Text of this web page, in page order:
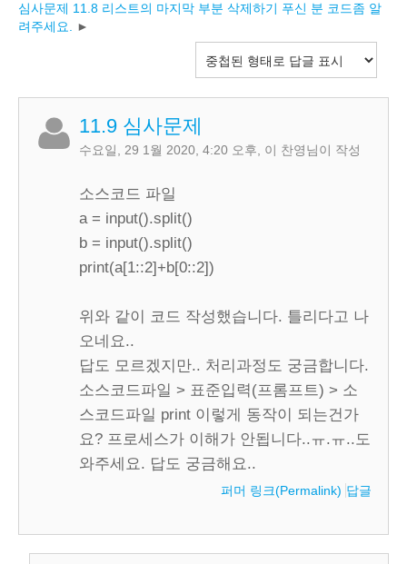
심사문제 11.8 리스트의 마지막 부분 삭제하기 푸신 분 코드좀 알
려주세요.
11.9 심사문제
수요일, 29 1월 2020, 4:20 오후 이 찬영님이 작성
소스코드 파일
a = input().split()
b = input().split()
print(a[1::2]+b[0::2])
위와 같이 코드 작성했습니다. 틀리다고 나
오네요..
답도 모르겠지만.. 처리과정도 궁금합니다.
소스코드파일 > 표준입력(프롬프트) > 소
스코드파일 print 이렇게 동작이 되는건가
요? 프로세스가 이해가 안됩니다..ㅠ.ㅠ..도
와주세요. 답도 궁금해요..
퍼머 링크(Permalink) 답글